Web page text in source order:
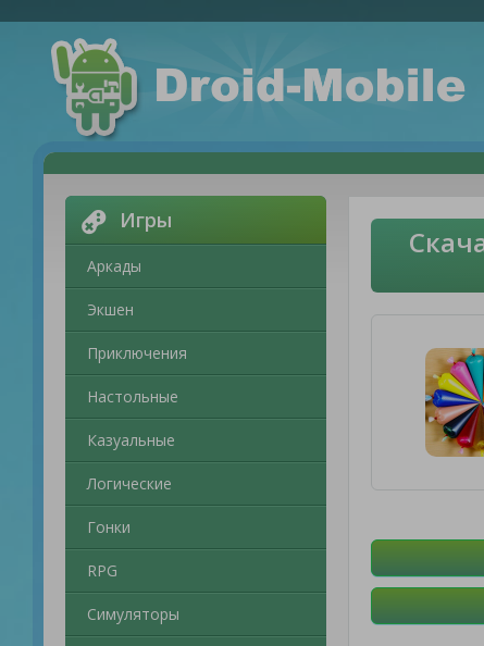
Игры
Аркады
Экшен
Приключения
Настольные
Казуальные
Логические
Гонки
RPG
Симуляторы